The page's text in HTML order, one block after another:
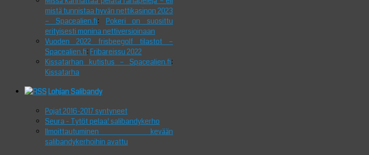
mistä tunnistaa hyvän nettikasinon 2023
– Spacealien.fi: Pokeri on suosittu
erityisesti monina nettiversioinaan
Vuoden 2022 frisbeegolf tilastot –
Spacealien.fi: Fribareissu 2022
Kissatarhan kutistus – Spacealien.fi:
Kissatarha
Lohjan Salibandy
Pojat 2016-2017 syntyneet
Seura - Tytöt pelaa! salibandykerho
Ilmoittautuminen kevään
salibandykerhoihin avattu